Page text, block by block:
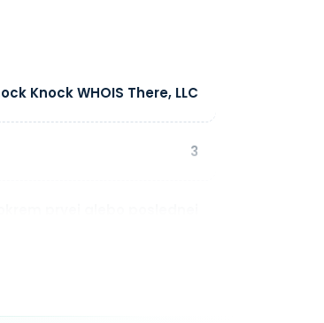
Knock WHOIS There, LLC
3
prvej alebo poslednej